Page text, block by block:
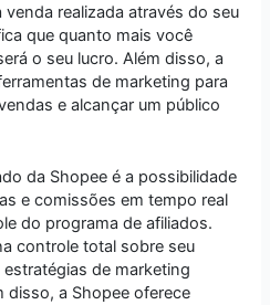
realizada através do seu
que quanto mais você
o seu lucro. Além disso, a
de marketing para
e alcançar um público
da Shopee é a possibilidade
e comissões em tempo real
do programa de afiliados.
controle total sobre seu
de marketing
disso, a Shopee oferece